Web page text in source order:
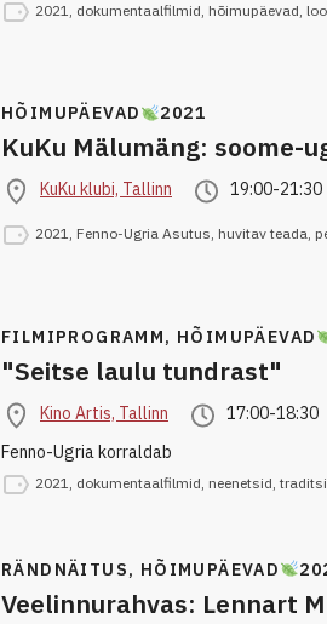
2021, dokumentaalfilmid, hõimupäevad,
HÕIMUPÄEVAD 2021
KuKu Mälumäng: soome-
KuKu klubi, Tallinn 19:00-21:30
2021, Fenno-Ugria Asutus, huvitav teada,
FILMIPROGRAMM, HÕIMUPÄEVAD
"Seitse laulu tundrast"
Kino Artis, Tallinn
17:00-18:30
Fenno-Ugria korraldab
2021 dokumentaalfilmid neenetsid
RÄNDNÄITUS, HÕIMUPÄEVAD
Veelinnurahvas: Lennart